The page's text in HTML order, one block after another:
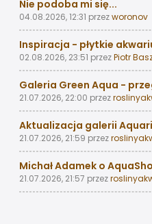
Nie podoba mi się...
04.08.2026, 12:31 przezworonov
Inspiracja - płytkie
02.08.2026, 23:51 przezPiotr
Galeria Green Aqua -
21.07.2026, 22:00 przez
Aktualizacja galerii
21.07.2026, 21:59 przez
Michał Adamek o
21.07.2026, 21:57 przez